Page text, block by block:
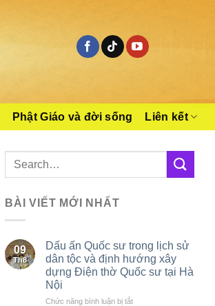
Phật Giáo và đời sống Liên kết
BÀI VIẾT MỚI NHẤT
09
Th8
Dấu ấn Quốc sư trong lịch sử
dân tộc và định hướng xây
dựng Điện thờ Quốc sư tại Hà
Nội
Chức năng bình luận bị tắtở